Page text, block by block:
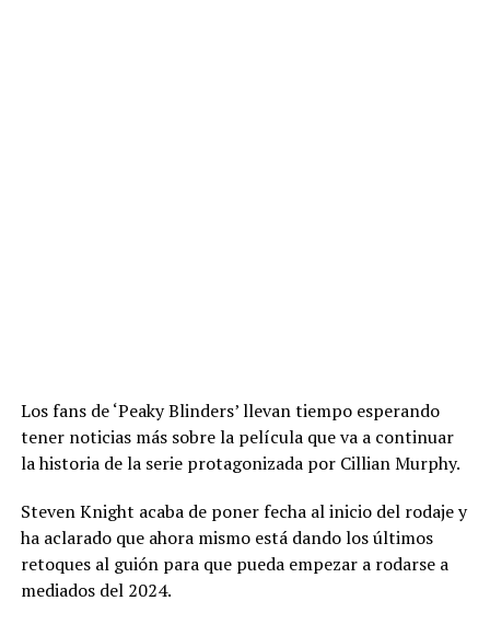
Los fans de ‘Peaky Blinders’ llevan tiempo esperando
tener noticias más sobre la película que va a continuar
la historia de la serie protagonizada por Cillian Murphy.
Steven Knight acaba de poner fecha al inicio del rodaje y
ha aclarado que ahora mismo está dando los últimos
retoques al guión para que pueda empezar a rodarse a
mediados del 2024.